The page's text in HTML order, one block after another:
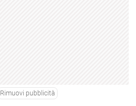
Rimuovi pubblicità